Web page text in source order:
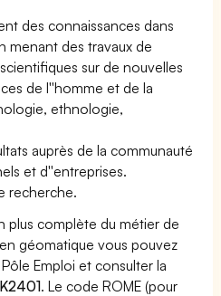
des connaissances dans
menant des travaux de
sur de nouvelles
de l''homme et de la
ethnologie,
auprès de la communauté
et d''entreprises.
recherche.
plus complète du métier de
géomatique vous pouvez
Emploi et consulter la
. Le code ROME (pour